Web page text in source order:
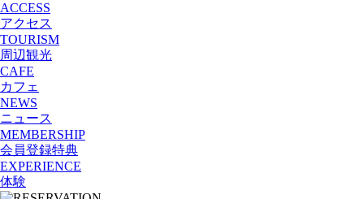
ACCESS
アクセス
TOURISM
周辺観光
CAFE
カフェ
NEWS
ニュース
MEMBERSHIP
会員登録特典
EXPERIENCE
体験